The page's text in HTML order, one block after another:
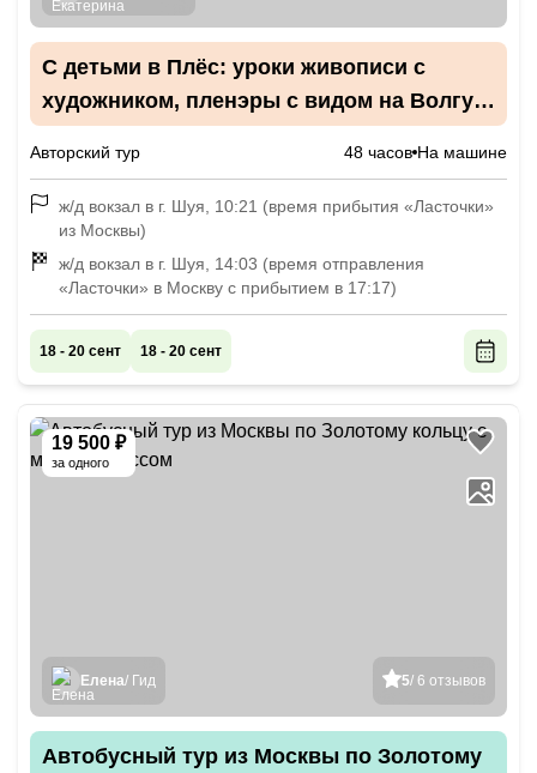
С детьми в Плёс: уроки живописи с
художником, пленэры с видом на Волгу и
Авторский тур 48 часов На машине
ж/д вокзал в г. Шуя, 10:21 (время прибытия «Ласточки»
из Москвы)
ж/д вокзал в г. Шуя, 14:03 (время отправления
«Ласточки» в Москву с прибытием в 17:17)
18 - 20 сент 18 - 20 сент
19 500 ₽
за одного
5/ 6 отзывов
Елена/ Гид
Автобусный тур из Москвы по Золотому